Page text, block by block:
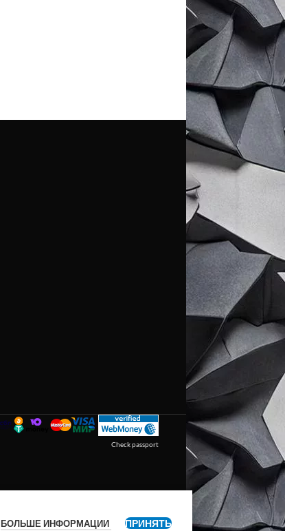
Check passport
БОЛЬШЕ ИНФОРМАЦИИ ПРИНЯТЬ